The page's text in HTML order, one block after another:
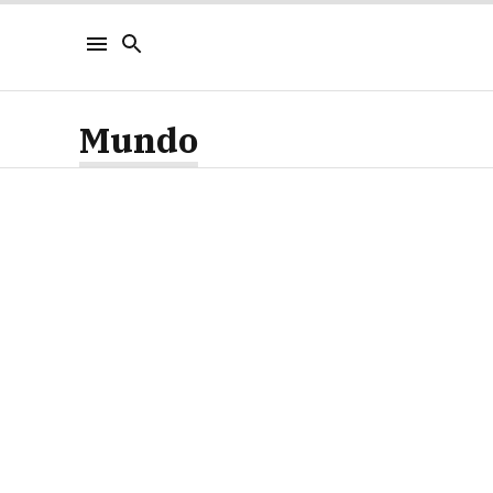
Mundo